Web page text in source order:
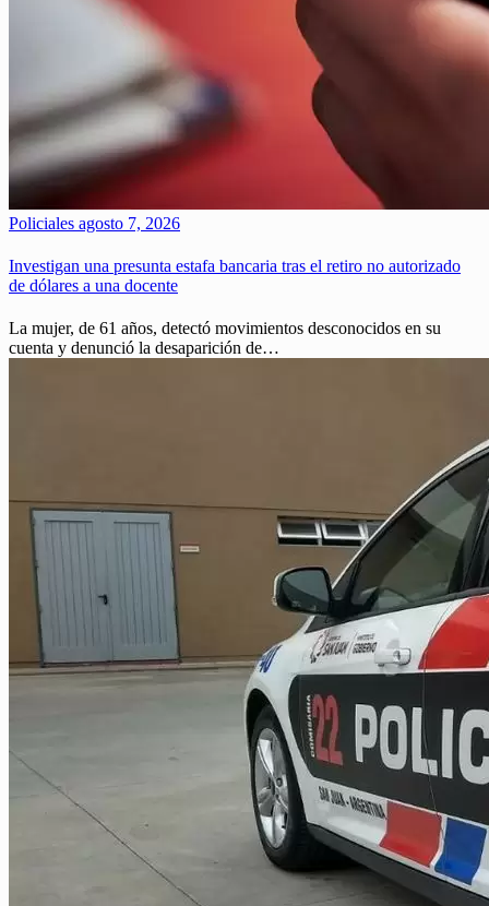
Policiales agosto 7, 2026
Investigan una presunta estafa bancaria tras el retiro no autorizado
de dólares a una docente
La mujer, de 61 años, detectó movimientos desconocidos en su
cuenta y denunció la desaparición de…